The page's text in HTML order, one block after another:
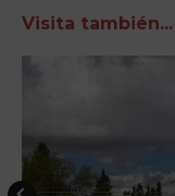
Visita también...